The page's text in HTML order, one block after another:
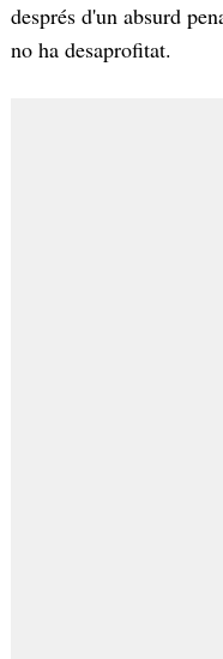
després d'un absurd
no ha desaprofitat.